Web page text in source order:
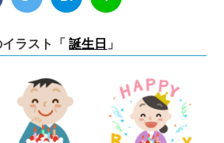
ラスト「 誕生日 」